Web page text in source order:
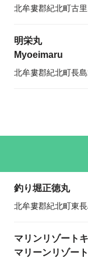
北牟婁郡紀北町古
明栄丸
Myoeimaru
北牟婁郡紀北町長
釣り堀正徳丸
北牟婁郡紀北町東
マリンリゾート
マリーンリゾー